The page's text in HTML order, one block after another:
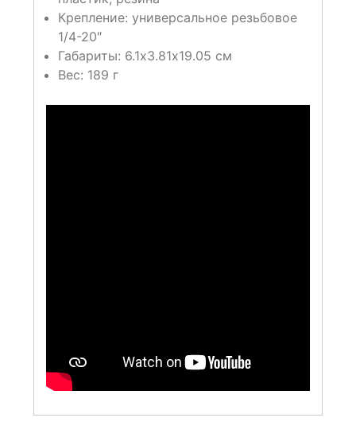
Крепление: универсальное резьбовое
1/4-20″
Габариты: 6.1х3.81х19.05 см
Вес: 189 г